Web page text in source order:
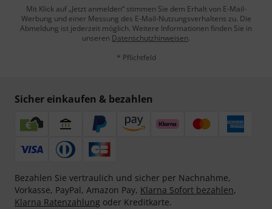
Mit Klick auf „Jetzt anmelden“ stimmen Sie dem Erhalt von E-Mail-
Werbung und einer Messung des E-Mail-Nutzungsverhaltens zu. Die
Abmeldung ist jederzeit möglich. Weitere Informationen finden Sie in
unseren Datenschutzhinweisen.
* Pflichtfeld
Sicher einkaufen & bezahlen
Bezahlen Sie vertraulich und sicher per Nachnahme,
Vorkasse, PayPal, Amazon Pay, Klarna Sofort bezahlen,
Klarna Ratenzahlung oder Kreditkarte.